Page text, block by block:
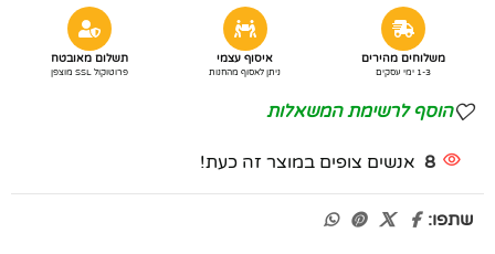
משלוחים מהירים
1-3 ימי עסקים
איסוף עצמי
ניתן לאסוף מהחנות
תשלום מאובטח
פרוטוקול SSL מוצפן
הוסף לרשימת המשאלות
8 אנשים צופים במוצר זה כעת!
שתפו: